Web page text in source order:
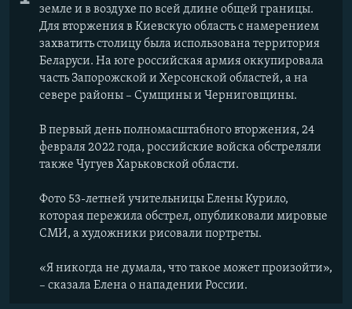
земле и в воздухе по всей длине общей границы.
Для вторжения в Киевскую область с намерением
захватить столицу была использована территория
Беларуси. На юге российская армия оккупировала
часть Запорожской и Херсонской областей, а на
севере районы – Сумщины и Черниговщины.
В первый день полномасштабного вторжения, 24
февраля 2022 года, российские войска обстреляли
также Чугуев Харьковской области.
Фото 53-летней учительницы Елены Курило,
которая пережила обстрел, опубликовали мировые
СМИ, а художники рисовали портреты.
«Я никогда не думала, что такое может произойти»,
– сказала Елена о нападении России.